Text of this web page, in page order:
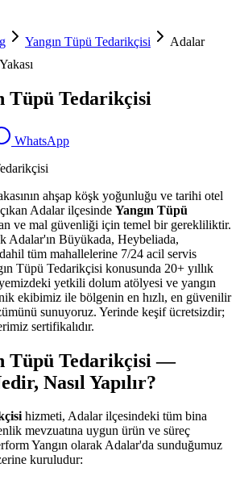
Yangın Tüpü Tedarikçisi
Adalar
Yakası
Tüpü Tedarikçisi
WhatsApp
ahşap köşk yoğunluğu ve tarihi otel
Adalar ilçesinde Yangın Tüpü
ve mal güvenliği için temel bir gerekliliktir.
Adalar'ın Büyükada, Heybeliada,
tüm mahallelerine 7/24 acil servis
Tüpü Tedarikçisi konusunda 20+ yıllık
yetkili dolum atölyesi ve yangın
ekibimiz ile bölgenin en hızlı, en güvenilir
sunuyoruz. Yerinde keşif ücretsizdir;
sertifikalıdır.
Tüpü Tedarikçisi —
Nasıl Yapılır?
hizmeti, Adalar ilçesindeki tüm bina
mevzuatına uygun ürün ve süreç
Yangın olarak Adalar'da sunduğumuz
kuruludur: